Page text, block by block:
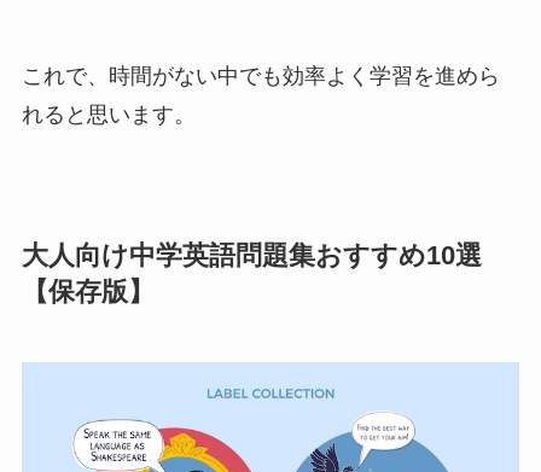
これで、時間がない中でも効率よく学習を進めら
れると思います。
大人向け中学英語問題集おすすめ10選
【保存版】